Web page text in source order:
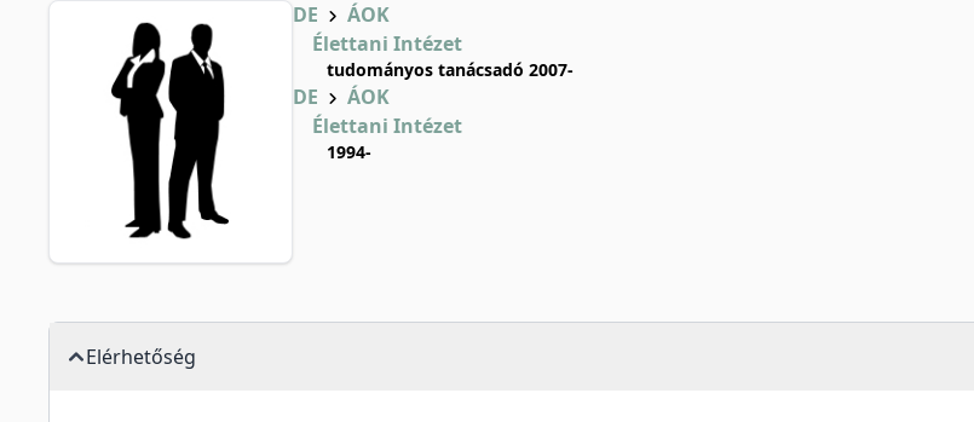
DE
ÁOK
Élettani Intézet
tudományos tanácsadó 2007-
DE
ÁOK
Élettani Intézet
1994-
Elérhetőség